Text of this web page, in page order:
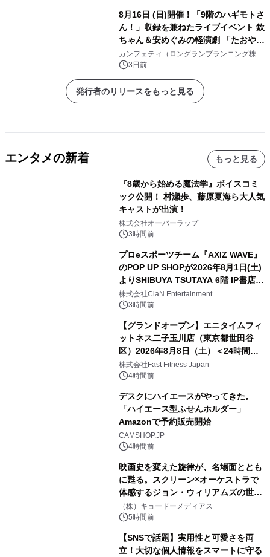
8月16日 (日)開催！「9階のハギモトさ
ん！」収録を兼ねたライブイベント 欽
ちゃん＆安めぐみの軽演劇 「たおやか
な心」 チケット販売中
カンフェティ（ロングランプランニング株式
会社）
3日前
発行者のリリースをもっと見る
エンタメの新着 もっと見る
『8歳から始める魔法学』ボイスコミ
ック公開！ 村瀬歩、藤原夏海ら大人気
キャストが出演！
株式会社オーバーラップ
3時間前
プロeスポーツチーム『AXIZ WAVE』
のPOP UP SHOPが2026年8月1日(土)
よりSHIBUYA TSUTAYA 6階 IP書店で
開催決定！！
株式会社ClaN Entertainment
3時間前
【グランドオープン】エニタイムフィ
ットネス二子玉川店（東京都世田谷
区）2026年8月8日（土）＜24時間年
中無休のフィットネスジム＞
株式会社Fast Fitness Japan
4時間前
デスクにハイエースがやってきた。
「ハイエース型ふせんホルダー」
Amazonで予約販売開始
CAMSHOP.JP
4時間前
映画史を変えた旋律が、名場面ととも
に甦る。スクリーン×オーケストラで
体感するジョン・ウィリアムズの世
界。ジョン・ウィリアムズ：シネマ・
スペクタキュラー・コンサート 開催決
（株）キョードーメディアス
5時間前
【SNSで話題】実用性と可愛さを両
立！大切な個人情報をスマートに守る